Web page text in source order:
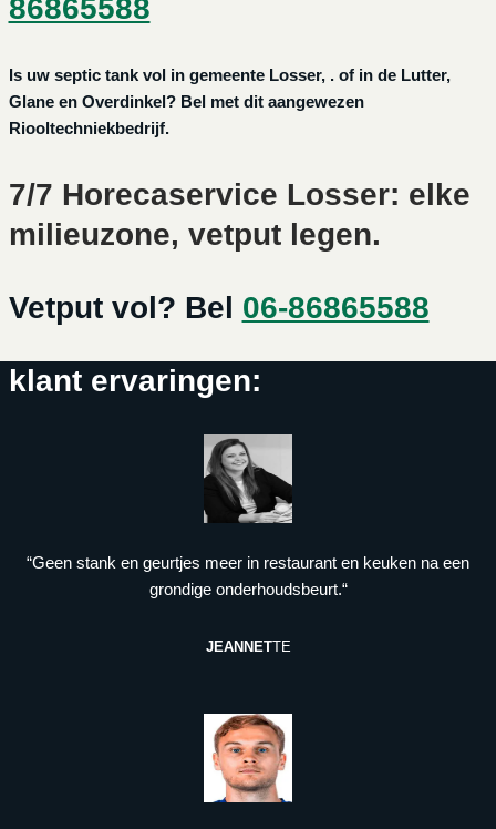
86865588
Is uw septic tank vol in gemeente Losser, . of in de Lutter,
Glane en Overdinkel? Bel met dit aangewezen
Riooltechniekbedrijf.
7/7 Horecaservice Losser: elke
milieuzone, vetput legen.
Vetput vol? Bel 06-86865588
klant ervaringen:
“Geen stank en geurtjes meer in restaurant en keuken na een
grondige onderhoudsbeurt.“
JEANNETTE